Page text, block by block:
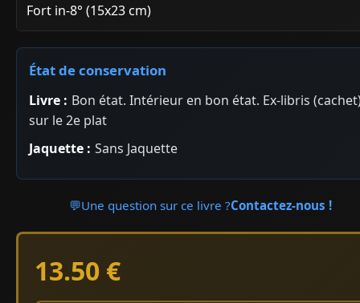
Fort in-8° (15x23 cm)
État de conservation
Livre : Bon état. Intérieur en bon état. Ex-libris
sur le 2e plat
Jaquette : Sans Jaquette
💬Une question sur ce livre ?Contactez-nous !
13.50 €